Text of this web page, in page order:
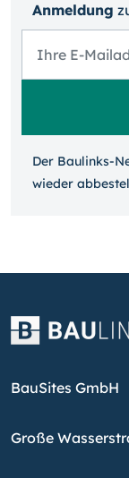
Anmeldung
Der Baulinks-
wieder
BauSites GmbH
Große